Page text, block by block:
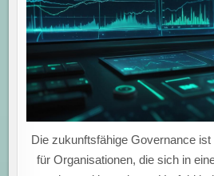
Die zukunftsfähige Governance
für Organisationen, die sich in